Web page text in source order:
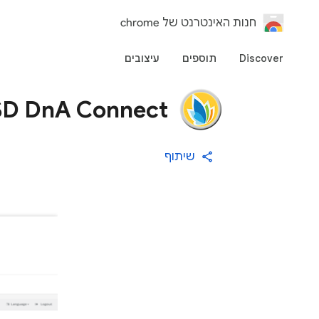
‏חנות האינטרנט של chrome
Discover תוספים עיצובים
DnA Connect
שיתוף